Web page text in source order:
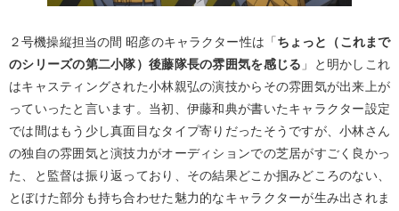
２号機操縦担当の間 昭彦のキャラクター性は「ちょっと（これまで
のシリーズの第二小隊）後藤隊長の雰囲気を感じる 」と明かしこれ
はキャスティングされた小林親弘の演技からその雰囲気が出来上が
っていったと言います。当初、伊藤和典が書いたキャラクター設定
では間はもう少し真面目なタイプ寄りだったそうですが、小林さん
の独自の雰囲気と演技力がオーディションでの芝居がすごく良かっ
た、と監督は振り返っており、その結果どこか掴みどころのない、
とぼけた部分も持ち合わせた魅力的なキャラクターが生み出されま